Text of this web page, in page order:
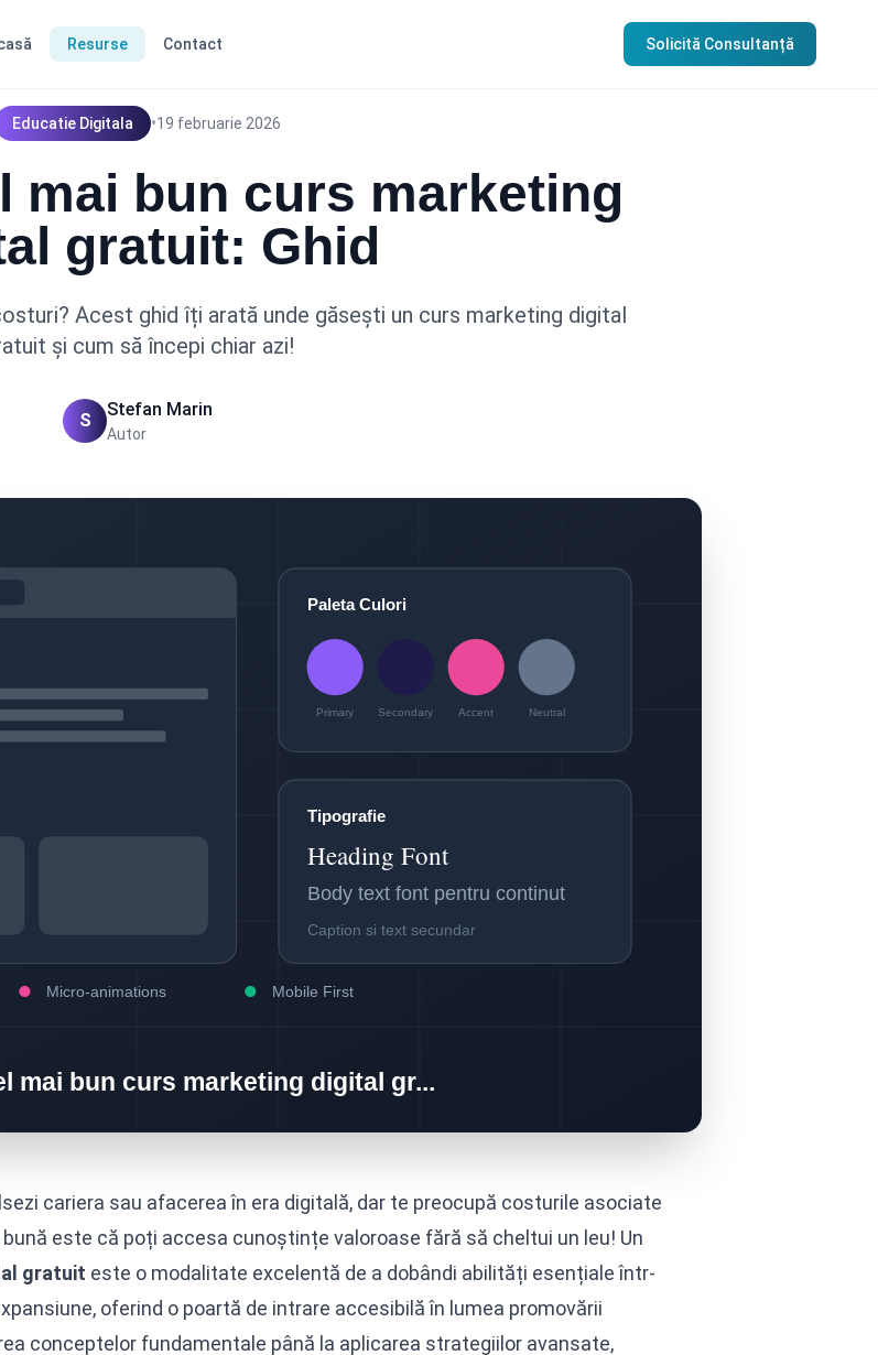
Resurse Contact Solicită Consultanță
Educatie Digitala •19 februarie 2026
mai bun curs marketing
gratuit: Ghid
Acest ghid îți arată unde găsești un curs marketing digital
și cum să începi chiar azi!
S
Stefan Marin
Autor
cariera sau afacerea în era digitală, dar te preocupă costurile asociate
este că poți accesa cunoștințe valoroase fără să cheltui un leu! Un
gratuit este o modalitate excelentă de a dobândi abilități esențiale într-
oferind o poartă de intrare accesibilă în lumea promovării
conceptelor fundamentale până la aplicarea strategiilor avansate,